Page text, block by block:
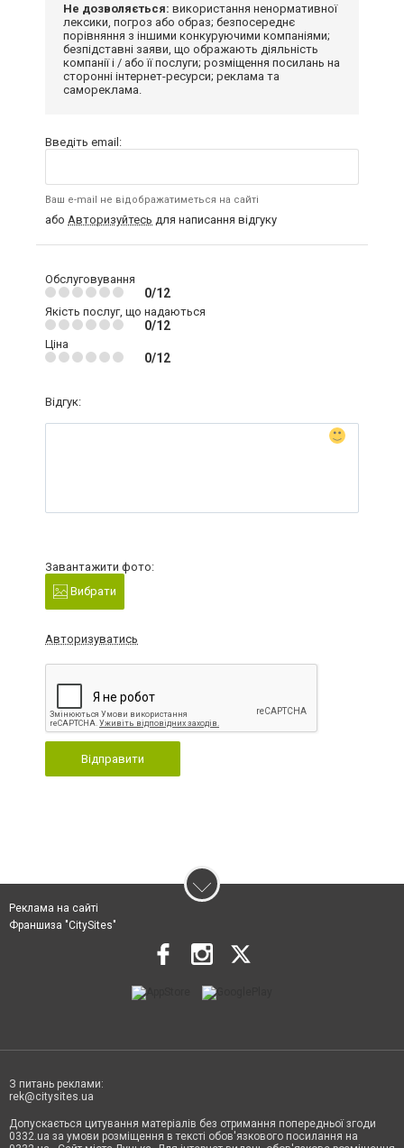
Не дозволяється: використання ненормативної
лексики, погроз або образ; безпосереднє
порівняння з іншими конкуруючими компаніями;
безпідставні заяви, що ображають діяльність
компанії і / або її послуги; розміщення посилань на
сторонні інтернет-ресурси; реклама та
самореклама.
Введіть email:
Ваш e-mail не відображатиметься на сайті
або Авторизуйтесь для написання відгуку
Обслуговування
0/12
Якість послуг, що надаються
0/12
Ціна
0/12
Відгук:
Завантажити фото:
Вибрати
Авторизуватись
Відправити
Реклама на сайті
Франшиза "CitySites"
З питань реклами:
rek@citysites.ua
Допускається цитування матеріалів без отримання попередньої згоди
0332.ua за умови розміщення в тексті обов'язкового посилання на